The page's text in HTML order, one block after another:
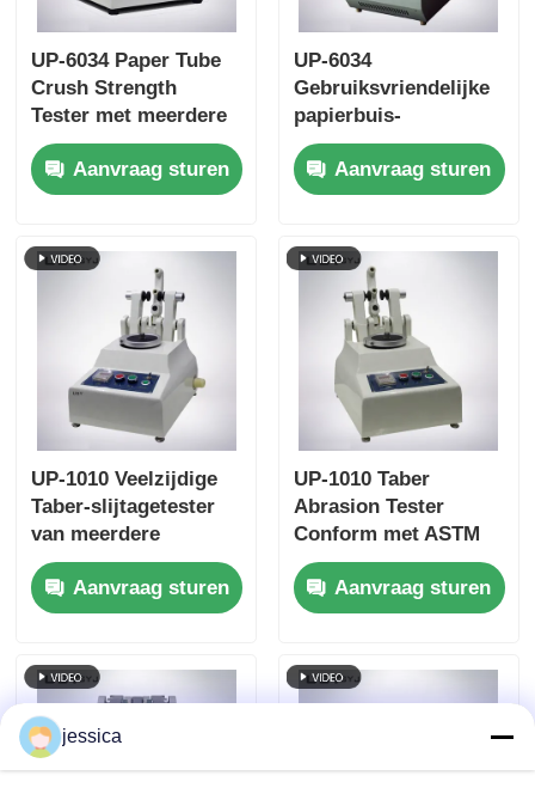
UP-6034 Paper Tube
Crush Strength
Tester met meerdere
testsnelheidsinstellingen
Overbelastingbescherming
en ISO11093-9-
Aanvraag sturen
UP-6034
Gebruiksvriendelijke
papierbuis-
verbrijzelsterktetester
met touchscreen-
interface en
retourfunctie
Aanvraag sturen
UP-1010 Veelzijdige
Taber-slijtagetester
van meerdere
materialen, voldoet
aan meerdere
internationale
Aanvraag sturen
UP-1010 Taber
Abrasion Tester
Conform met ASTM
D4060, ASTM D1044,
ISO 5470 en JIS
K7204 met
250g, 500g, 1000g en
60 r/min
Aanvraag sturen
jessica